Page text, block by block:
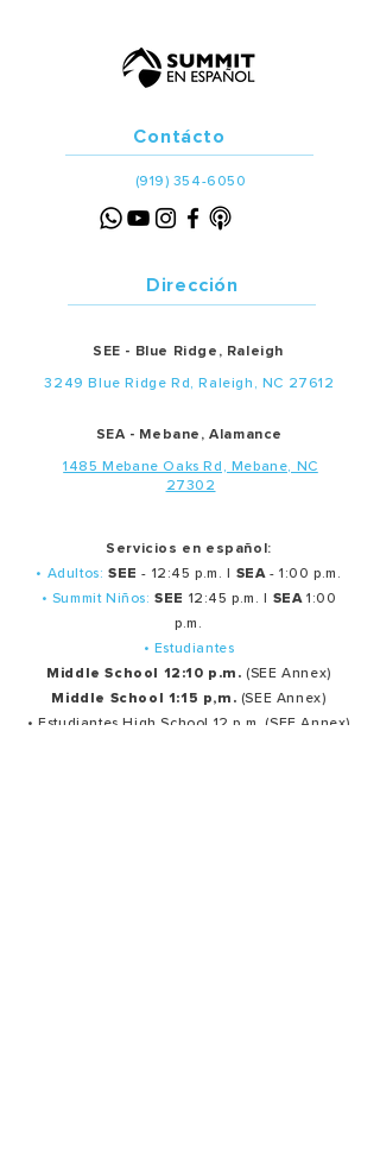
Contácto
(919) 354-6050
Dirección
SEE - Blue Ridge, Raleigh
3249 Blue Ridge Rd, Raleigh, NC 27612
SEA - Mebane, Alamance
1485 Mebane Oaks Rd, Mebane, NC
27302
Servicios en español:
• Adultos:SEE - 12:45 p.m. | SEA- 1:00 p.m.
• Summit Niños:SEE 12:45 p.m. | SEA1:00
p.m.
• Estudiantes
Middle School 12:10 p.m. (SEE Annex)
Middle School 1:15 p,m. (SEE Annex)
• Estudiantes High School 12 p.m. (SEE Annex)